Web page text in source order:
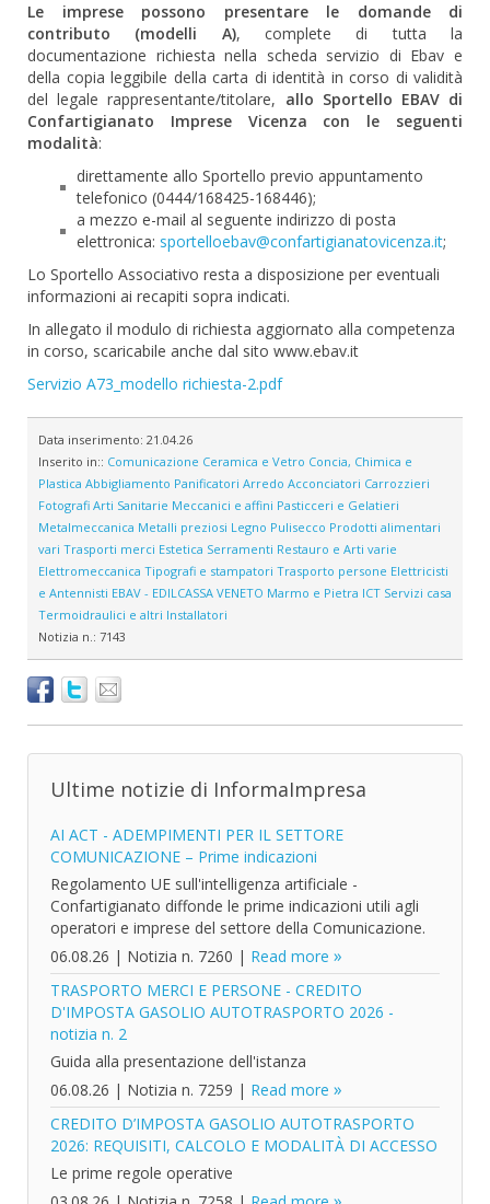
Le imprese possono presentare le domande di
contributo (modelli A), complete di tutta la
documentazione richiesta nella scheda servizio di Ebav e
della copia leggibile della carta di identità in corso di validità
del legale rappresentante/titolare, allo Sportello EBAV di
Confartigianato Imprese Vicenza con le seguenti
modalità:
direttamente allo Sportello previo appuntamento
telefonico (0444/168425-168446);
a mezzo e-mail al seguente indirizzo di posta
elettronica: sportelloebav@confartigianatovicenza.it;
Lo Sportello Associativo resta a disposizione per eventuali
informazioni ai recapiti sopra indicati.
In allegato il modulo di richiesta aggiornato alla competenza
in corso, scaricabile anche dal sito www.ebav.it
Servizio A73_modello richiesta-2.pdf
Data inserimento: 21.04.26
Inserito in:: Comunicazione Ceramica e Vetro Concia, Chimica e
Plastica Abbigliamento Panificatori Arredo Acconciatori Carrozzieri
Fotografi Arti Sanitarie Meccanici e affini Pasticceri e Gelatieri
Metalmeccanica Metalli preziosi Legno Pulisecco Prodotti alimentari
vari Trasporti merci Estetica Serramenti Restauro e Arti varie
Elettromeccanica Tipografi e stampatori Trasporto persone Elettricisti
e Antennisti EBAV - EDILCASSA VENETO Marmo e Pietra ICT Servizi casa
Termoidraulici e altri Installatori
Notizia n.: 7143
Ultime notizie di InformaImpresa
AI ACT - ADEMPIMENTI PER IL SETTORE
COMUNICAZIONE – Prime indicazioni
Regolamento UE sull'intelligenza artificiale -
Confartigianato diffonde le prime indicazioni utili agli
operatori e imprese del settore della Comunicazione.
06.08.26 | Notizia n. 7260 | Read more
TRASPORTO MERCI E PERSONE - CREDITO
D'IMPOSTA GASOLIO AUTOTRASPORTO 2026 -
notizia n. 2
Guida alla presentazione dell'istanza
06.08.26 | Notizia n. 7259 | Read more
CREDITO D’IMPOSTA GASOLIO AUTOTRASPORTO
2026: REQUISITI, CALCOLO E MODALITÀ DI ACCESSO
Le prime regole operative